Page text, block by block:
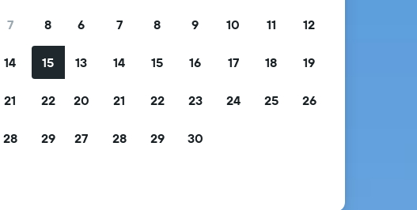
7 8
14 15
21 22
28 29
6 7 8 9 10 11 12
13 14 15 16 17 18 19
20 21 22 23 24 25 26
27 28 29 30